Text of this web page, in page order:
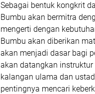
Sebagai bentuk kongkrit
Bumbu akan bermitra
mengerti dengan
Bumbu akan diberikan
akan menjadi dasar bagi
akan datangkan
kalangan ulama dan
pentingnya mencari